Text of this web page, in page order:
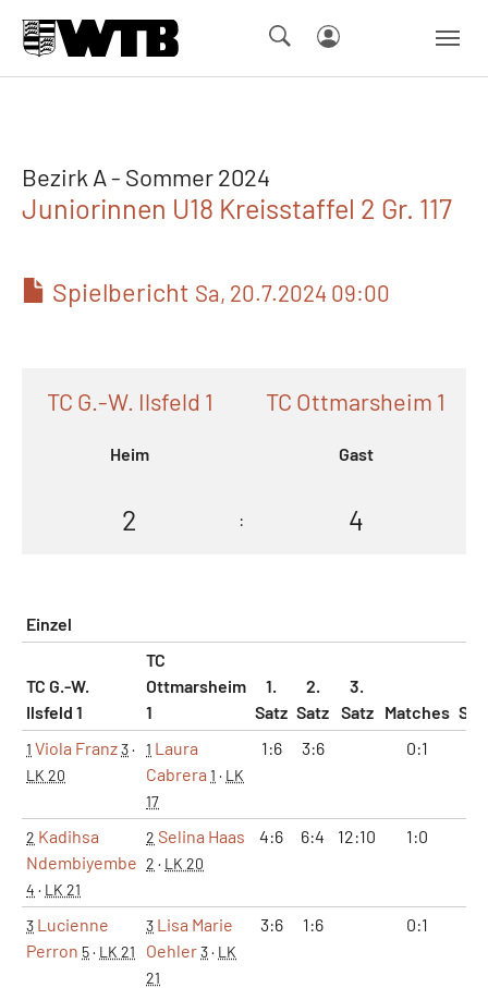
Bezirk A - Sommer 2024
Juniorinnen U18 Kreisstaffel 2 Gr. 117
Spielbericht Sa, 20.7.2024 09:00
TC G.-W. Ilsfeld 1
Heim
TC Ottmarsheim 1
Gast
2 : 4
Einzel
TC G.-W.
Ilsfeld 1
TC
Ottmarsheim
1
1.
Satz
2.
Satz
3.
Satz
Matches
1 Viola Franz3·
LK 20
1 Laura
Cabrera 1 · LK
17
1:6 3:6 0:1
2 Kadihsa
Ndembiyembe
4 · LK 21
2 Selina Haas
2 · LK 20
4:6 6:4 12:10 1:0
3 Lucienne
Perron 5· LK 21
3 Lisa Marie
Oehler3· LK
21
3:6 1:6 0:1